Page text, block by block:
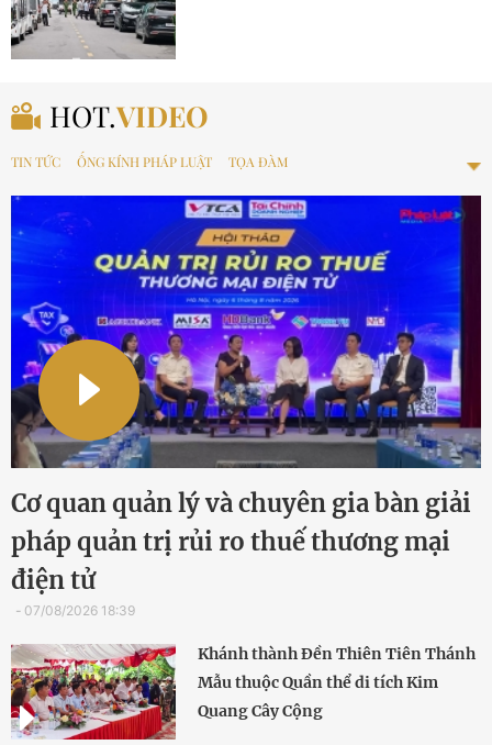
HOT.VIDEO
TIN TỨC ỐNG KÍNH PHÁP LUẬT TỌA ĐÀM
Cơ quan quản lý và chuyên gia bàn giải
pháp quản trị rủi ro thuế thương mại
điện tử
07/08/2026 18:39
Khánh thành Đền Thiên Tiên Thánh
Mẫu thuộc Quần thể di tích Kim
Quang Cây Cộng